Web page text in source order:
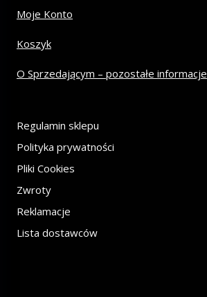
Moje Konto
Koszyk
O Sprzedającym – pozostałe informacje
Regulamin sklepu
Polityka prywatności
Pliki Cookies
Zwroty
Reklamacje
Lista dostawców